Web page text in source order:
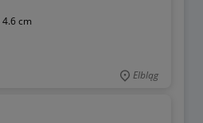
4.6 cm
Elbląg